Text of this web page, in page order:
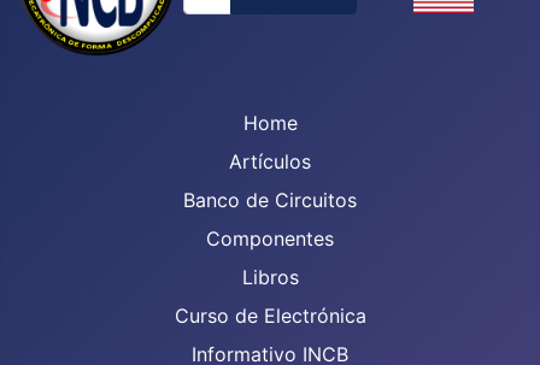
Home
Artículos
Banco de Circuitos
Componentes
Libros
Curso de Electrónica
Informativo INCB